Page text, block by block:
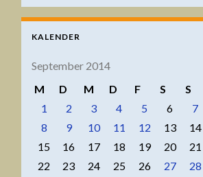
KALENDER
September 2014
M
D M D F S
S
1
2 3 4 5 6
7
8
9 10 11 12 13
14
15
16 17 18 19 20
21
22
23 24 25 26 27
28